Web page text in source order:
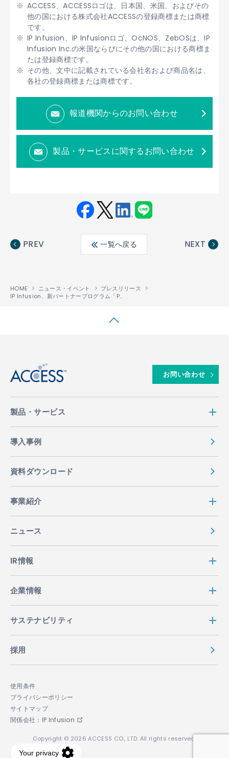
ACCESS、ACCESSロゴは、日本国、米国、およびその
他の国における株式会社ACCESSの登録商標または商標
です。
IP Infusion、IP Infusionロゴ、OcNOS、ZebOSは、IP
Infusion Inc.の米国ならびにその他の国における商標ま
たは登録商標です。
その他、文中に記載されている会社名および商品名は、
各社の登録商標または商標です。
報道機関からのお問い合わせ
製品・サービスに関するお問い合わせ
ebo ter
edin
PREV 一覧へ戻る NEXT
HOME ニュース・イベント
プレスリリース
IP Infusion、新パートナープログラム「PartnerInfusion」を発表、業界トップ企業から成るエコシステムにより、革新的なオープンネットワークの普及を促進
お問い合わせ
製品・サービス
導入事例
資料ダウンロード
事業紹介
ニュース
IR情報
企業情報
サステナビリティ
採用
使用条件
プライバシーポリシー
サイトマップ
関係会社：IP Infusion
Copyright © 2026 ACCESS CO., LTD. All rights reserved.